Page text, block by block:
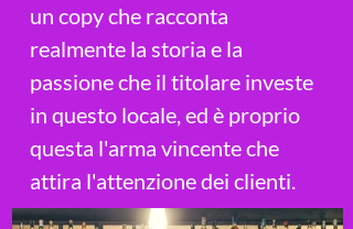
un copy che racconta
realmente la storia e la
passione che il titolare investe
in questo locale, ed è proprio
questa l'arma vincente che
attira l'attenzione dei clienti.